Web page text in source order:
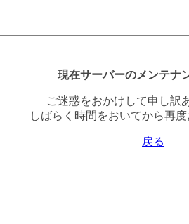
現在サーバーのメンテナ
ご迷惑をおかけして申し訳
しばらく時間をおいてから再度
戻る